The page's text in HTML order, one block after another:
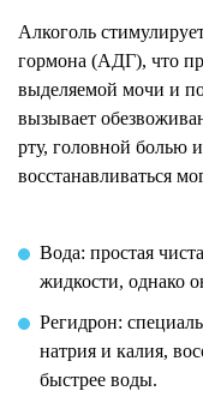
Алкоголь
гормона (АДГ), что
выделяемой мочи и
вызывает
рту, головной болью
восстанавливаться
Вода: простая
жидкости, однако
Регидрон:
натрия и калия,
быстрее воды.